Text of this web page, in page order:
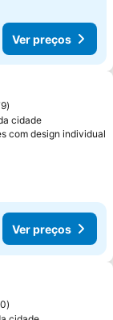
Ver preços
favoritos
cidade
com design individual
Ver preços
favoritos